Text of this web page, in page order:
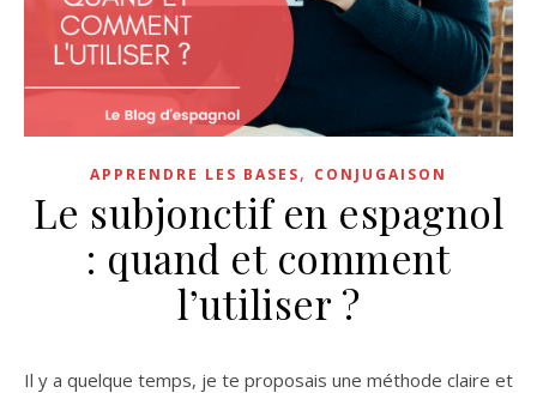
APPRENDRE LES BASES, CONJUGAISON
Le subjonctif en espagnol
: quand et comment
l’utiliser ?
Il y a quelque temps, je te proposais une méthode claire et